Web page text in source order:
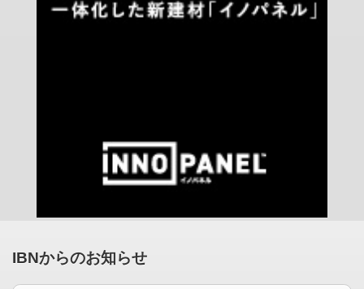
IBNからのお知らせ